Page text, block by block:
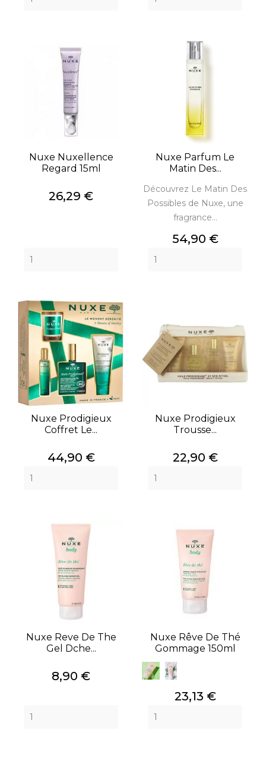
Nuxe Nuxellence
Regard 15ml
Prix
26,29 €
Nuxe Parfum Le
Matin Des...
Découvrez Le Matin Des
Possibles de Nuxe, une
fragrance...
Prix
54,90 €
Nuxe Prodigieux
Coffret Le...
Prix
44,90 €
Nuxe Prodigieux
Trousse...
Prix
22,90 €
Nuxe Reve De The
Gel Dche...
Prix
8,90 €
Nuxe Rêve De Thé
Gommage 150ml
Prix
23,13 €